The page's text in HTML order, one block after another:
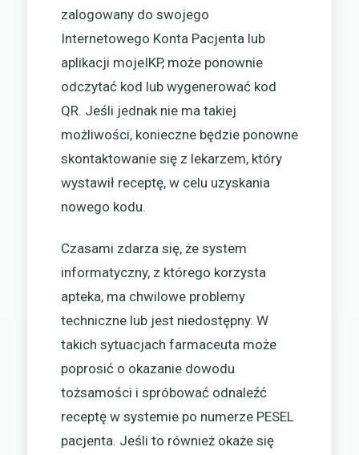
zalogowany do swojego
Internetowego Konta Pacjenta lub
aplikacji mojeIKP, może ponownie
odczytać kod lub wygenerować kod
QR. Jeśli jednak nie ma takiej
możliwości, konieczne będzie ponowne
skontaktowanie się z lekarzem, który
wystawił receptę, w celu uzyskania
nowego kodu.
Czasami zdarza się, że system
informatyczny, z którego korzysta
apteka, ma chwilowe problemy
techniczne lub jest niedostępny. W
takich sytuacjach farmaceuta może
poprosić o okazanie dowodu
tożsamości i spróbować odnaleźć
receptę w systemie po numerze PESEL
pacjenta. Jeśli to również okaże się